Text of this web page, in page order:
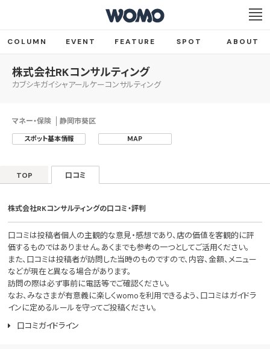
COLUMN EVENT FEATURE SPOT ABOUT
株式会社RKコンサルティング
カブシキガイシャアールケーコンサルティング
マネー・保険 静岡市葵区
スポット基本情報 MAP
TOP 口コミ
株式会社RKコンサルティングの口コミ・評判
口コミは投稿者個人の主観的な意見・感想であり、店の価値を客観的に評
価するものではありません。あくまでも参考の一つとしてご活用ください。
また、口コミは投稿者が訪問した当時のものですので、内容、金額、メニュー
などが現在と異なる場合があります。
訪問の際は必ず事前に電話等でご確認ください。
なお、みなさまが有意義に楽しくwomoを利用できるよう、口コミはガイドラ
インに定めるルールを守ってご投稿ください。
口コミガイドライン